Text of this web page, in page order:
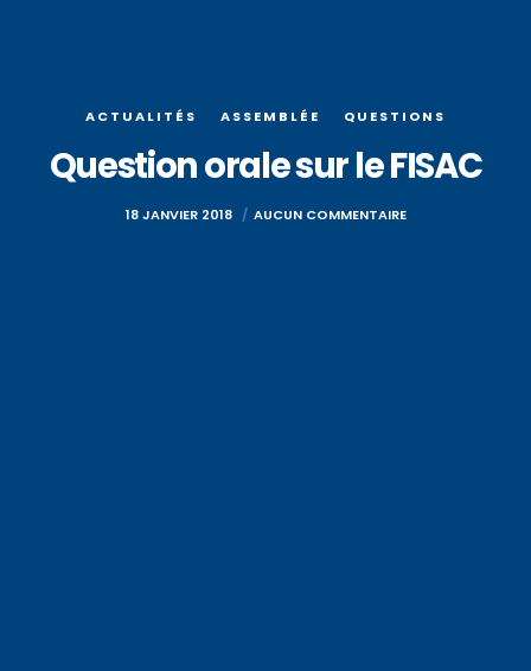
ACTUALITÉS ASSEMBLÉE QUESTIONS
Question orale sur le FISAC
18 JANVIER 2018 AUCUN COMMENTAIRE